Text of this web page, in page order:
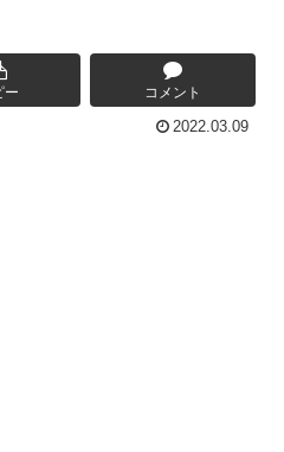
ー コメント
2022.03.09